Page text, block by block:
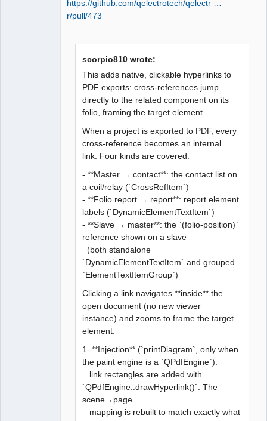
https://github.com/qelectrotech/qelectr …
r/pull/473
scorpio810 wrote:
This adds native, clickable hyperlinks to
PDF exports: cross-references jump
directly to the related component on its
folio, framing the target element.
When a project is exported to PDF, every
cross-reference becomes an internal
link. Four kinds are covered:
- **Master → contact**: the contact list on
a coil/relay (`CrossRefItem`)
- **Folio report → report**: report element
labels (`DynamicElementTextItem`)
- **Slave → master**: the `(folio-position)`
reference shown on a slave
(both standalone
`DynamicElementTextItem` and grouped
`ElementTextItemGroup`)
Clicking a link navigates **inside** the
open document (no new viewer
instance) and zooms to frame the target
element.
1. **Injection** (`printDiagram`, only when
the paint engine is a `QPdfEngine`):
link rectangles are added with
`QPdfEngine::drawHyperlink()`. The
scene→page
mapping is rebuilt to match exactly what